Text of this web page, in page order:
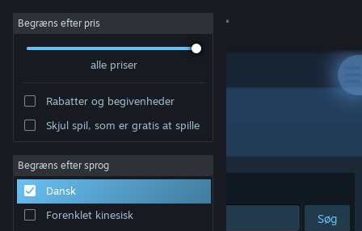
Log på
Om
Support
Begræns efter pris
alle priser
Rabatter og begivenheder
Skjul spil, som er gratis at spille
Begræns efter sprog
Dansk
Forenklet kinesisk
Udvikler: 電脳遊戯最高会議
Sorter efter Relevans
Søg